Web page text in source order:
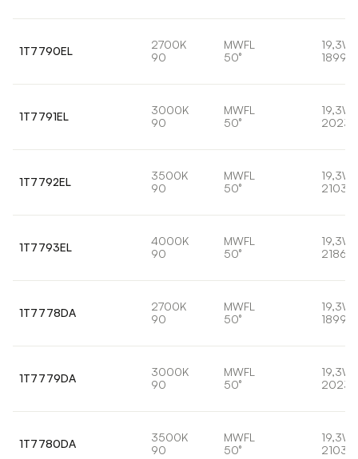
1T7790EL
2700K
90
MWFL
50°
19,3W
1899lm
1T7791EL
3000K
90
MWFL
50°
19,3W
1T7792EL
3500K
90
MWFL
50°
19,3W
2103lm
1T7793EL
4000K
90
MWFL
50°
19,3W
2186lm
1T7778DA
2700K
90
MWFL
50°
19,3W
1899lm
1T7779DA
3000K
90
MWFL
50°
19,3W
1T7780DA
3500K
90
MWFL
50°
19,3W
2103lm